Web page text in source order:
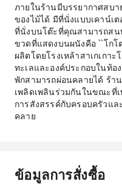
ภายในร้านมีบรรยากาศสบ
ของไม้ได้ มีที่นั่งแบบเคาน์เ
ที่นั่งบนโต๊ะที่คุณสามารถสน
ขวดที่แสดงบนผนังคือ ``โกโ
ผลิตโดยโรงเหล้าสาเกเกา
ทะเลและองค์ประกอบในท้อ
พักสามารถผ่อนคลายได้ ร้า
เพลิดเพลินร่วมกันในขณะที่
การสังสรรค์กับครอบครัวแ
คลาย
ข้อมูลการสั่งซื้อ